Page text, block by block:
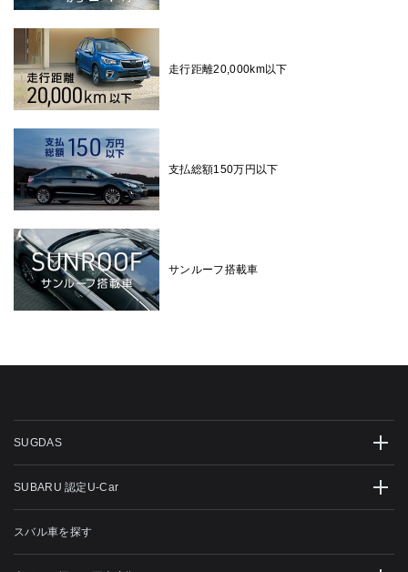
走行距離20,000km以下
支払総額150万円以下
サンルーフ搭載車
SUGDAS
SUBARU 認定U-Car
スバル車を探す